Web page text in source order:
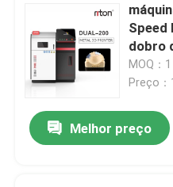
Speed
dobro
fibra
MOQ：1
Preço：
Melhor preço